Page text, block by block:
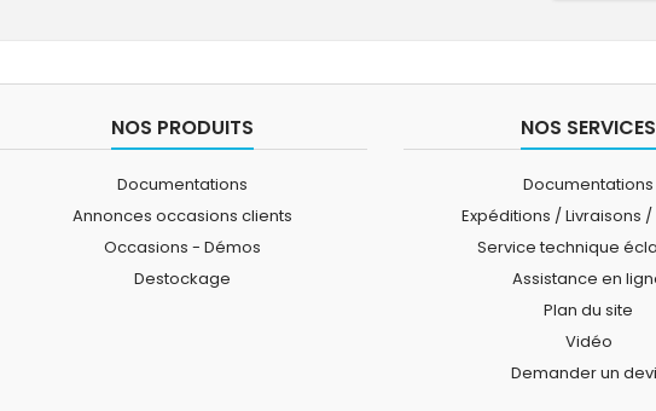
NOS PRODUITS
Documentations
Annonces occasions clients
Occasions - Démos
Destockage
NOS SERVICES
Documentations
Expéditions / Livraisons
Service technique
Assistance en
Plan du site
Vidéo
Demander un